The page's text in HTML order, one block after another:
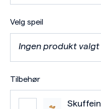
Velg speil
Ingen produkt valgt
Tilbehør